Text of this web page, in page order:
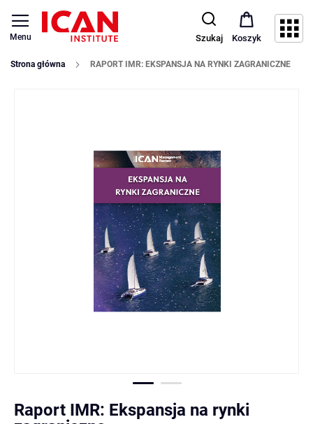
Menu Szukaj Koszyk
Strona główna RAPORT IMR: EKSPANSJA NA RYNKI ZAGRANICZNE
Raport IMR: Ekspansja na rynki
na